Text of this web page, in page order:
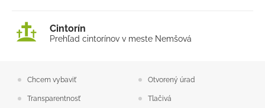
Cintorín
Prehľad cintorínov v meste Nemšová
Chcem vybaviť Otvorený úrad
Transparentnosť Tlačivá